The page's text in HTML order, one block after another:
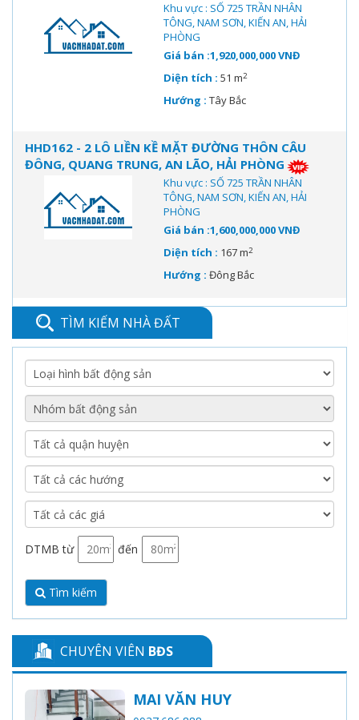
Khu vực : SỐ 725 TRẦN NHÂN
TÔNG, NAM SƠN, KIẾN AN, HẢI
PHÒNG
Giá bán :1,920,000,000 VNĐ
Diện tích : 51 m2
Hướng : Tây Bắc
HHD162 - 2 LÔ LIỀN KỀ MẶT ĐƯỜNG THÔN CÂU
ĐÔNG, QUANG TRUNG, AN LÃO, HẢI PHÒNG
Khu vực : SỐ 725 TRẦN NHÂN
TÔNG, NAM SƠN, KIẾN AN, HẢI
PHÒNG
Giá bán :1,600,000,000 VNĐ
Diện tích : 167 m2
Hướng : Đông Bắc
TÌM KIẾM NHÀ ĐẤT
DTMB từ đến
Tìm kiếm
CHUYÊN VIÊN BĐS
MAI VĂN HUY